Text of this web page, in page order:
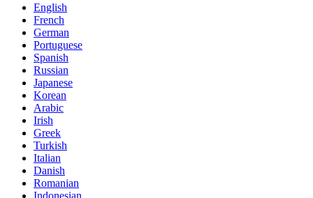
English
French
German
Portuguese
Spanish
Russian
Japanese
Korean
Arabic
Irish
Greek
Turkish
Italian
Danish
Romanian
Indonesian